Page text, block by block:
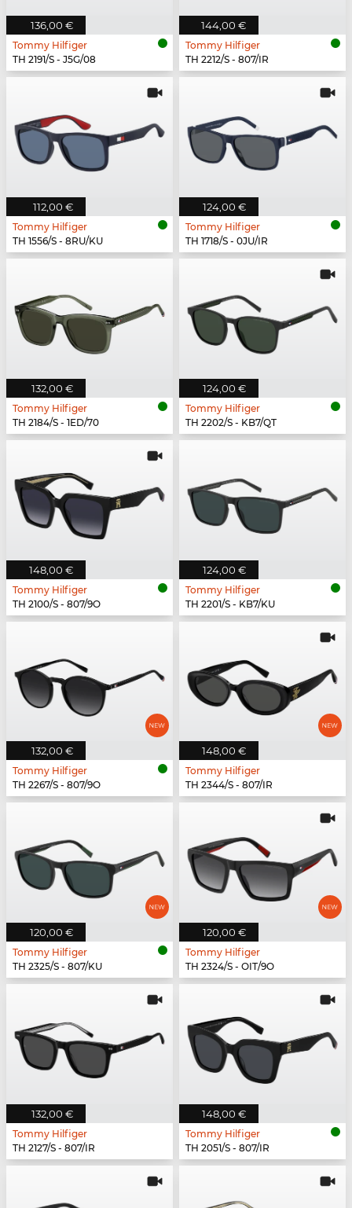
136,00 €
Tommy Hilfiger
TH 2191/S - J5G/08
144,00 €
Tommy Hilfiger
TH 2212/S - 807/IR
112,00 €
Tommy Hilfiger
TH 1556/S - 8RU/KU
124,00 €
Tommy Hilfiger
TH 1718/S - 0JU/IR
132,00 €
Tommy Hilfiger
TH 2184/S - 1ED/70
124,00 €
Tommy Hilfiger
TH 2202/S - KB7/QT
148,00 €
Tommy Hilfiger
TH 2100/S - 807/9O
124,00 €
Tommy Hilfiger
TH 2201/S - KB7/KU
132,00 €
Tommy Hilfiger
TH 2267/S - 807/9O
148,00 €
Tommy Hilfiger
TH 2344/S - 807/IR
120,00 €
Tommy Hilfiger
TH 2325/S - 807/KU
120,00 €
Tommy Hilfiger
TH 2324/S - OIT/9O
132,00 €
Tommy Hilfiger
TH 2127/S - 807/IR
148,00 €
Tommy Hilfiger
TH 2051/S - 807/IR